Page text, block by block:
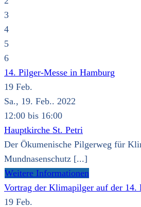
3
4
5
6
14. Pilger-Messe in Hamburg
19 Feb.
Sa., 19. Feb.. 2022
12:00 bis 16:00
Hauptkirche St. Petri
Der Ökumenische Pilgerweg für
Mundnasenschutz [...]
Weitere Informationen
Vortrag der Klimapilger auf der 14.
19 Feb.